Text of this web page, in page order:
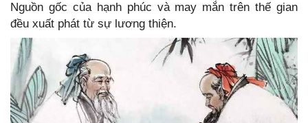
Nguồn gốc của hạnh phúc và may mắn trên thế gian
đều xuất phát từ sự lương thiện.